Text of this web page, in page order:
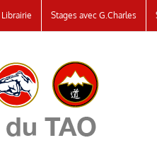
Librairie Stages avec G.Charles